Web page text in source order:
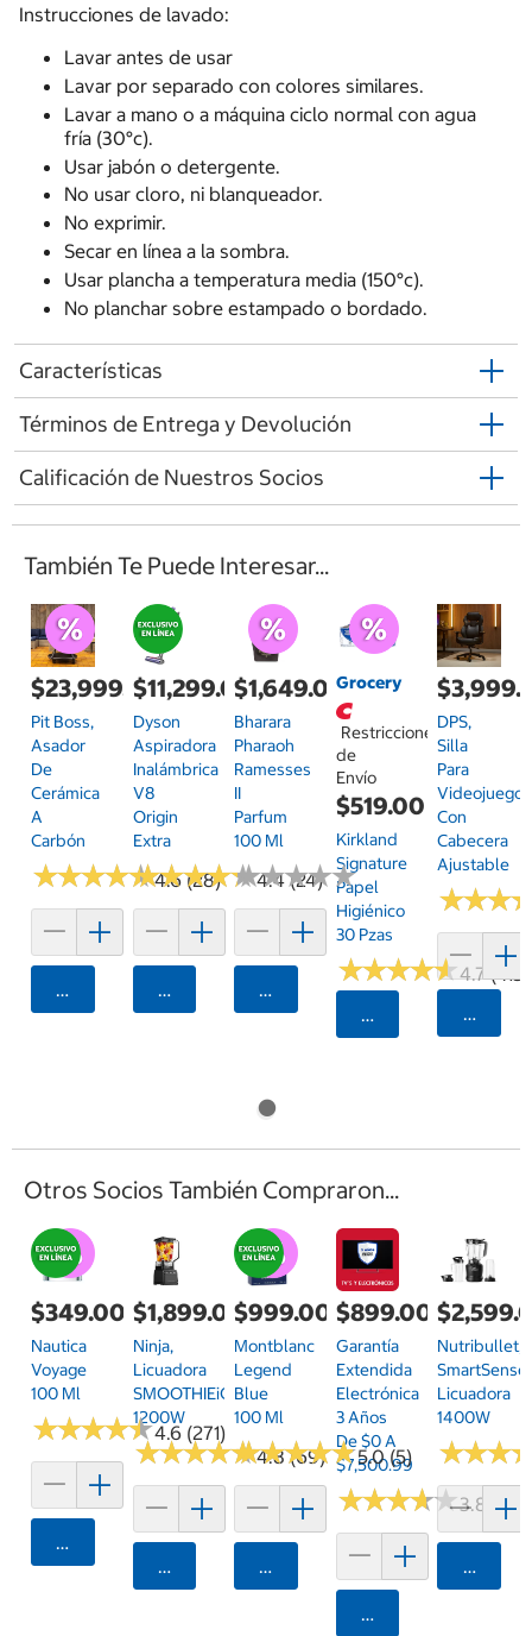
Instrucciones de lavado:
Lavar antes de usar
Lavar por separado con colores similares.
Lavar a mano o a máquina ciclo normal con agua
fría (30°c).
Usar jabón o detergente.
No usar cloro, ni blanqueador.
No exprimir.
Secar en línea a la sombra.
Usar plancha a temperatura media (150°c).
No planchar sobre estampado o bordado.
Características
Términos de Entrega y Devolución
Calificación de Nuestros Socios
También Te Puede Interesar...
$23,999.00
Pit Boss,
Asador
De
Cerámica
A
Carbón
★★★★★
★★★★★4.6 (28)
Agregar
$11,299.00
Dyson
Aspiradora
Inalámbrica
V8
Origin
Extra
★★★★★
★★★★★4.4 (24)
Agregar
$1,649.00
Bharara
Pharaoh
Ramesses
II
Parfum
100 Ml
★★★★★
★★★★★
Agregar
Grocery
Restricciones
de
Envío
$519.00
Kirkland
Signature
Papel
Higiénico
30 Pzas
★★★★★
★★★★★4.7 (413)
Seleccionar
DPS,
Silla
Para
Videojuegos
Con
Cabecera
Ajustable
★★★
★★★
Otros Socios También Compraron...
$349.00
Nautica
Voyage
100 Ml
★★★★★
★★★★★4.6 (271)
Agregar
$1,899.00
Ninja,
Licuadora
SMOOTHIEiQ
1200W
★★★★★
★★★★★4.8 (69)
Agregar
$999.00
Montblanc
Legend
Blue
100 Ml
★★★★★
★★★★★5.0 (5)
Agregar
$899.00
Garantía
Extendida
Electrónica
3 Años
De $0 A
$7,500.99
★★★★★
★★★★★3.8 (4)
Agregar
Nutribullet,
SmartSense
Licuadora
1400W
★★★
★★★